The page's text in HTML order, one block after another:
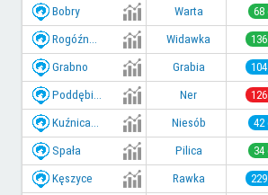
Bobry Warta 68
Rogóźn... Widawka
Grabno Grabia
Poddębi... Ner
Kuźnica... Niesób 42
Spała Pilica 34
Kęszyce Rawka